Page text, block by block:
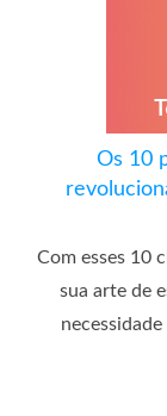
Os 10
Com esses 10
sua arte de